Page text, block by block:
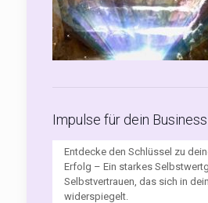
Impulse für dein Business
Entdecke den Schlüssel zu
Erfolg – Ein starkes
Selbstvertrauen, das sich in
widerspiegelt.